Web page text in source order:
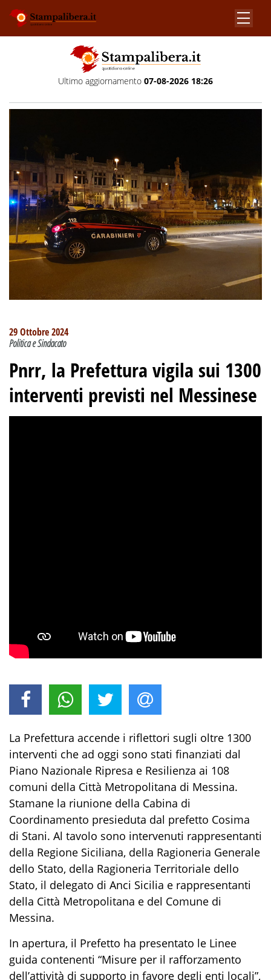
Ultimo aggiornamento 07-08-2026 18:26
29 Ottobre 2024
Politica e Sindacato
Pnrr, la Prefettura vigila sui 1300
interventi previsti nel Messinese
La Prefettura accende i riflettori sugli oltre 1300
interventi che ad oggi sono stati finanziati dal
Piano Nazionale Ripresa e Resilienza ai 108
comuni della Città Metropolitana di Messina.
Stamane la riunione della Cabina di
Coordinamento presieduta dal prefetto Cosima
di Stani. Al tavolo sono intervenuti rappresentanti
della Regione Siciliana, della Ragioneria Generale
dello Stato, della Ragioneria Territoriale dello
Stato, il delegato di Anci Sicilia e rappresentanti
della Città Metropolitana e del Comune di
Messina.
In apertura, il Prefetto ha presentato le Linee
guida contenenti “Misure per il rafforzamento
dell’attività di supporto in favore degli enti locali”,